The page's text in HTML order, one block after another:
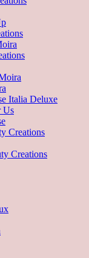
Italia Deluxe
Us
Creations
Creations